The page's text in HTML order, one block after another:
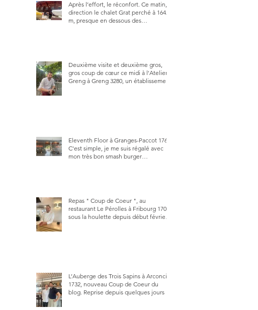
Après l’effort, le réconfort. Ce matin,
direction le chalet Grat perché à 1642
m, presque en dessous des
Deuxième visite et deuxième gros,
gros coup de cœur ce midi à l'Atelier
Greng à Greng 3280, un établissement
Eleventh Floor à Granges-Paccot 1763.
C'est simple, je me suis régalé avec
mon très bon smash burger
Repas " Coup de Coeur ", au
restaurant Le Pérolles à Fribourg 1700,
sous la houlette depuis début février
L’Auberge des Trois Sapins à Arconciel
1732, nouveau Coup de Coeur du
blog. Reprise depuis quelques jours (le